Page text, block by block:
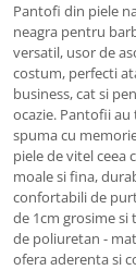
Pantofi din piele
neagra pentru
versatil, usor de
costum, perfecti
business, cat si
ocazie. Pantofii
spuma cu
piele de vitel ceea
moale si fina,
confortabili de
de 1cm grosime si
de poliuretan -
ofera aderenta si